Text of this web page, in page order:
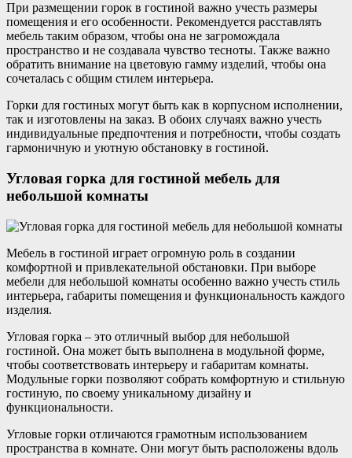
При размещении горок в гостиной важно учесть размеры
помещения и его особенности. Рекомендуется расставлять
мебель таким образом, чтобы она не загромождала
пространство и не создавала чувство тесноты. Также важно
обратить внимание на цветовую гамму изделий, чтобы она
сочеталась с общим стилем интерьера.
Горки для гостиных могут быть как в корпусном исполнении,
так и изготовлены на заказ. В обоих случаях важно учесть
индивидуальные предпочтения и потребности, чтобы создать
гармоничную и уютную обстановку в гостиной.
Угловая горка для гостиной мебель для
небольшой комнаты
Мебель в гостиной играет огромную роль в создании
комфортной и привлекательной обстановки. При выборе
мебели для небольшой комнаты особенно важно учесть стиль
интерьера, габариты помещения и функциональность каждого
изделия.
Угловая горка – это отличный выбор для небольшой
гостиной. Она может быть выполнена в модульной форме,
чтобы соответствовать интерьеру и габаритам комнаты.
Модульные горки позволяют собрать комфортную и стильную
гостиную, по своему уникальному дизайну и
функциональности.
Угловые горки отличаются грамотным использованием
пространства в комнате. Они могут быть расположены вдоль